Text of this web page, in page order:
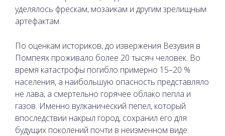
уделялось фрескам, мозаикам и другим зрелищным
артефактам.
По оценкам историков, до извержения Везувия в
Помпеях проживало более 20 тысяч человек. Во
время катастрофы погибло примерно 15–20 %
населения, а наибольшую опасность представляло
не лава, а смертельно горячее облако пепла и
газов. Именно вулканический пепел, который
впоследствии накрыл город, сохранил его для
будущих поколений почти в неизменном виде.